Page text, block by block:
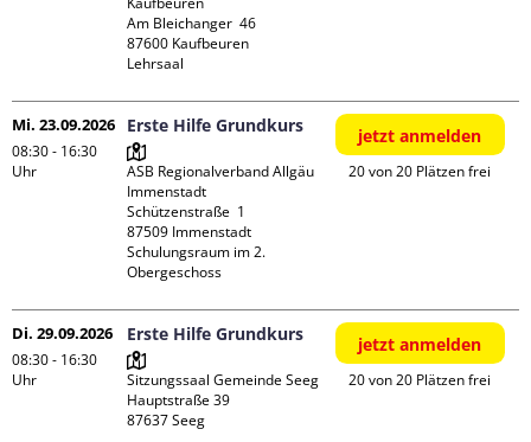
Am Bleichanger  46
87600 Kaufbeuren
Lehrsaal
Mi. 23.09.2026
08:30 - 16:30
Uhr
Erste Hilfe Grundkurs
ASB Regionalverband Allgäu
Immenstadt
Schützenstraße  1
87509 Immenstadt
Schulungsraum im 2.
Obergeschoss
jetzt anmelden
20 von 20 Plätzen frei
Di. 29.09.2026
08:30 - 16:30
Uhr
Erste Hilfe Grundkurs
Sitzungssaal Gemeinde Seeg
Hauptstraße 39
jetzt anmelden
20 von 20 Plätzen frei